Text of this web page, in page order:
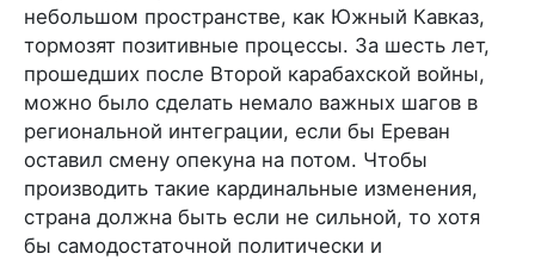
небольшом пространстве, как Южный Кавказ,
тормозят позитивные процессы. За шесть лет,
прошедших после Второй карабахской войны,
можно было сделать немало важных шагов в
региональной интеграции, если бы Ереван
оставил смену опекуна на потом. Чтобы
производить такие кардинальные изменения,
страна должна быть если не сильной, то хотя
бы самодостаточной политически и